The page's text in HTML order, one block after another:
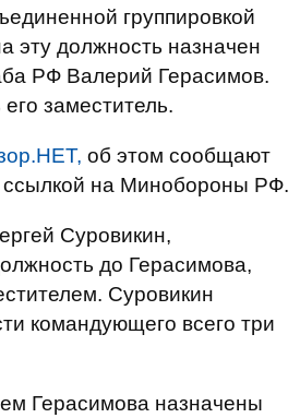
группировкой
эту должность назначен
РФ Валерий Герасимов.
заместитель.
об этом сообщают
на Минобороны РФ.
Суровикин,
до Герасимова,
Суровикин
командующего всего три
Герасимова назначены